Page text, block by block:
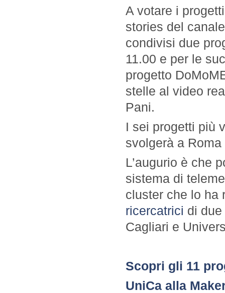
A votare i
stories del
condivisi due
11.00 e per le
progetto
stelle al video
Pani.
I sei progetti più
svolgerà a
L’augurio è che
sistema di
cluster che lo ha
ricercatrici di
Cagliari e
Scopri gli 11
UniCa alla